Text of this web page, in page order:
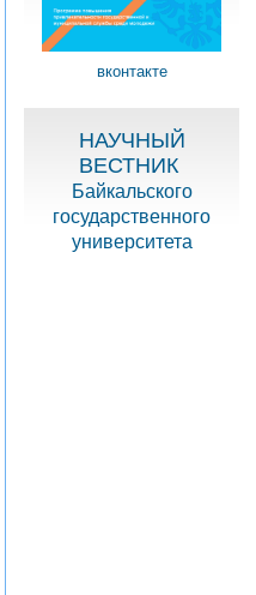
вконтакте
НАУЧНЫЙ
ВЕСТНИК
Байкальского
государственного
университета